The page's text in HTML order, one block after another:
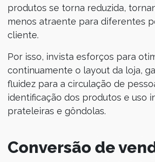
produtos se torna reduzida,
menos atraente para diferentes
cliente.
Por isso, invista esforços para
continuamente o layout da loja,
fluidez para a circulação de
identificação dos produtos e uso
prateleiras e gôndolas.
Conversão de